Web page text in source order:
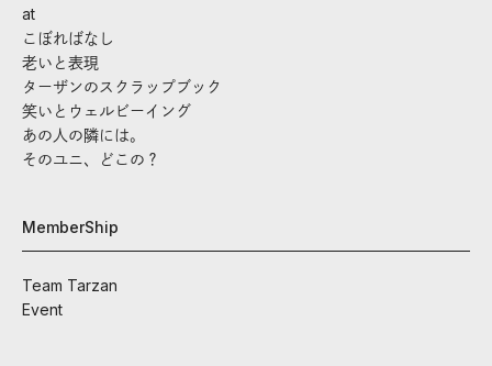
at
こぼればなし
老いと表現
ターザンのスクラップブック
笑いとウェルビーイング
あの人の隣には。
そのユニ、どこの？
MemberShip
Team Tarzan
Event